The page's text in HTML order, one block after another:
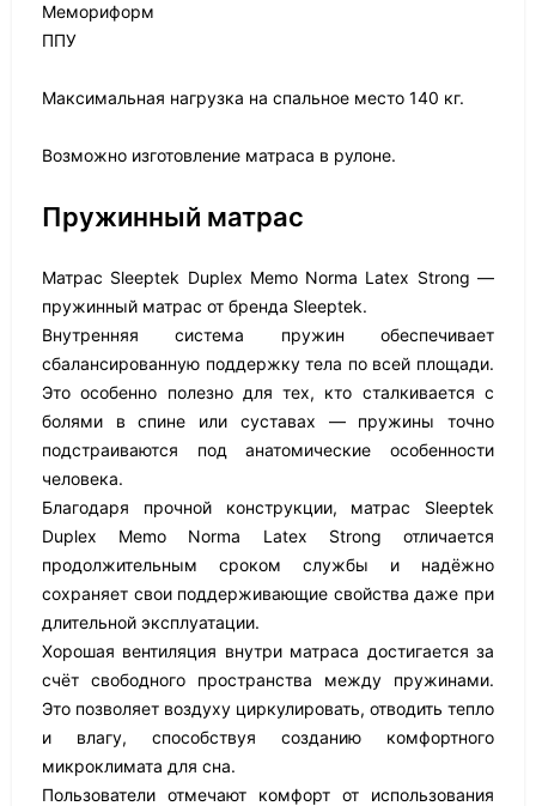
Мемориформ
ППУ
Максимальная нагрузка на спальное место 140 кг.
Возможно изготовление матраса в рулоне.
Пружинный матрас
Матрас Sleeptek Duplex Memo Norma Latex Strong —
пружинный матрас от бренда Sleeptek.
Внутренняя система пружин обеспечивает
сбалансированную поддержку тела по всей площади.
Это особенно полезно для тех, кто сталкивается с
болями в спине или суставах — пружины точно
подстраиваются под анатомические особенности
человека.
Благодаря прочной конструкции, матрас Sleeptek
Duplex Memo Norma Latex Strong отличается
продолжительным сроком службы и надёжно
сохраняет свои поддерживающие свойства даже при
длительной эксплуатации.
Хорошая вентиляция внутри матраса достигается за
счёт свободного пространства между пружинами.
Это позволяет воздуху циркулировать, отводить тепло
и влагу, способствуя созданию комфортного
микроклимата для сна.
Пользователи отмечают комфорт от использования